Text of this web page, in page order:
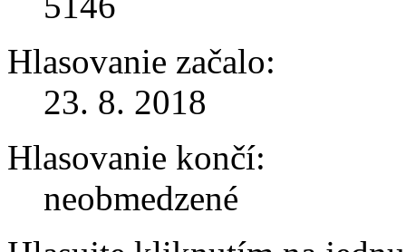
Hlasovanie začalo:
23. 8. 2018
Hlasovanie končí:
neobmedzené